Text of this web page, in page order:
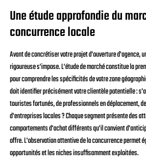
Une étude approfondie du
concurrence locale
Avant de concrétiser votre projet d'ouverture d'agence,
rigoureuse s'impose. L'étude de marché constitue la
pour comprendre les spécificités de votre zone
doit identifier précisément votre clientèle potentielle :
touristes fortunés, de professionnels en déplacement,
d'entreprises locales ? Chaque segment présente des
comportements d'achat différents qu'il convient
offre. L'observation attentive de la concurrence permet
opportunités et les niches insuffisamment exploitées.